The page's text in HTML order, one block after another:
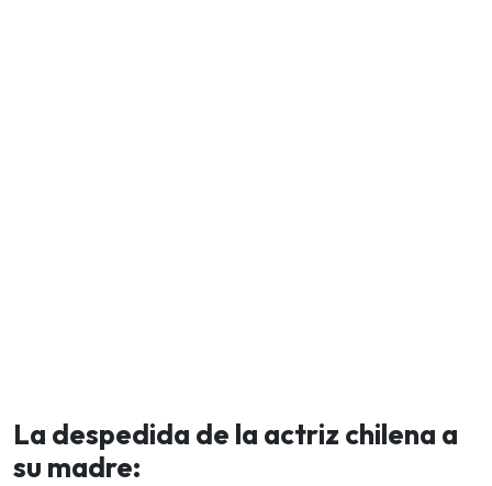
La despedida de la actriz chilena a
su madre: